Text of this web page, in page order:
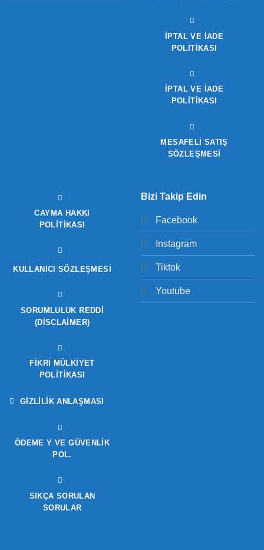
İPTAL VE İADE
POLITIKASI
İPTAL VE İADE
POLITIKASI
MESAFELİ SATIŞ
SÖZLEŞMESİ
CAYMA HAKKI
POLITIKASI
KULLANICI SÖZLEŞMESI
SORUMLULUK REDDI
(DISCLAIMER)
FIKRI MÜLKIYET
POLITIKASI
GIZLILIK ANLAŞMASI
ÖDEME Y VE GÜVENLIK
POL.
SIKÇA SORULAN
SORULAR
Bizi Takip Edin
Facebook
Instagram
Tiktok
Youtube